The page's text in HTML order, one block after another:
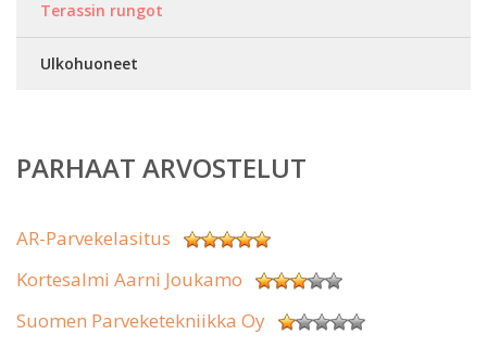
Terassin rungot
Ulkohuoneet
PARHAAT ARVOSTELUT
AR-Parvekelasitus
Kortesalmi Aarni Joukamo
Suomen Parveketekniikka Oy